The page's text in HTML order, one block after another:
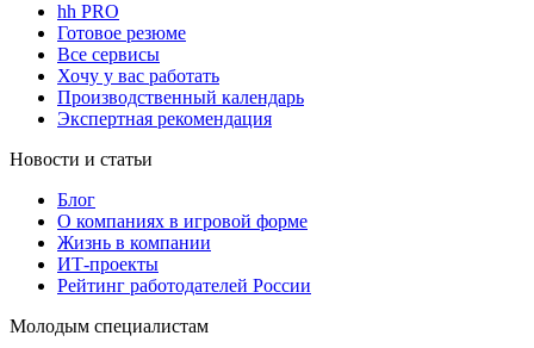
hh PRO
Готовое резюме
Все сервисы
Хочу у вас работать
Производственный календарь
Экспертная рекомендация
Новости и статьи
Блог
О компаниях в игровой форме
Жизнь в компании
ИТ-проекты
Рейтинг работодателей России
Молодым специалистам